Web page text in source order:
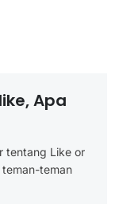
Apa
tentang Like or
teman